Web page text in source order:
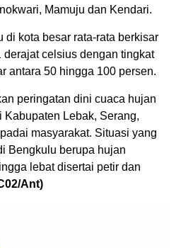
Mamuju dan Kendari.
di kota besar rata-rata berkisar
derajat celsius dengan tingkat
antara 50 hingga 100 persen.
peringatan dini cuaca hujan
Kabupaten Lebak, Serang,
masyarakat. Situasi yang
Bengkulu berupa hujan
lebat disertai petir dan
Ant)